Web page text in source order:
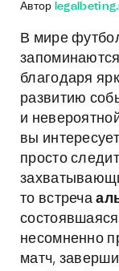
Автор
В мире
благодаря
развитию
и
вы
просто
то встреча
несомненно
матч,